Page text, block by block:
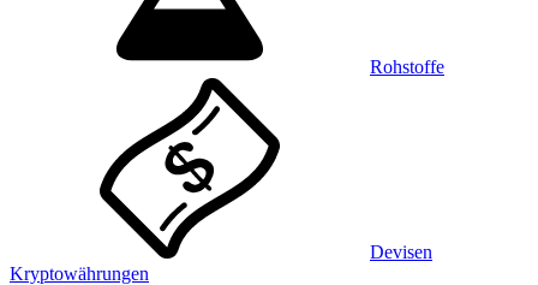
Rohstoffe
Devisen
Kryptowährungen